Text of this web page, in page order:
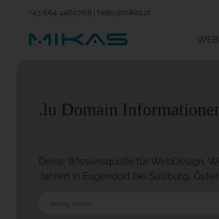
+43 664 4460768| hello@mikas.at
.lu Domain
Deine Wissensquelle für WebDesign,
Jahren in Eugendorf bei Salzburg,